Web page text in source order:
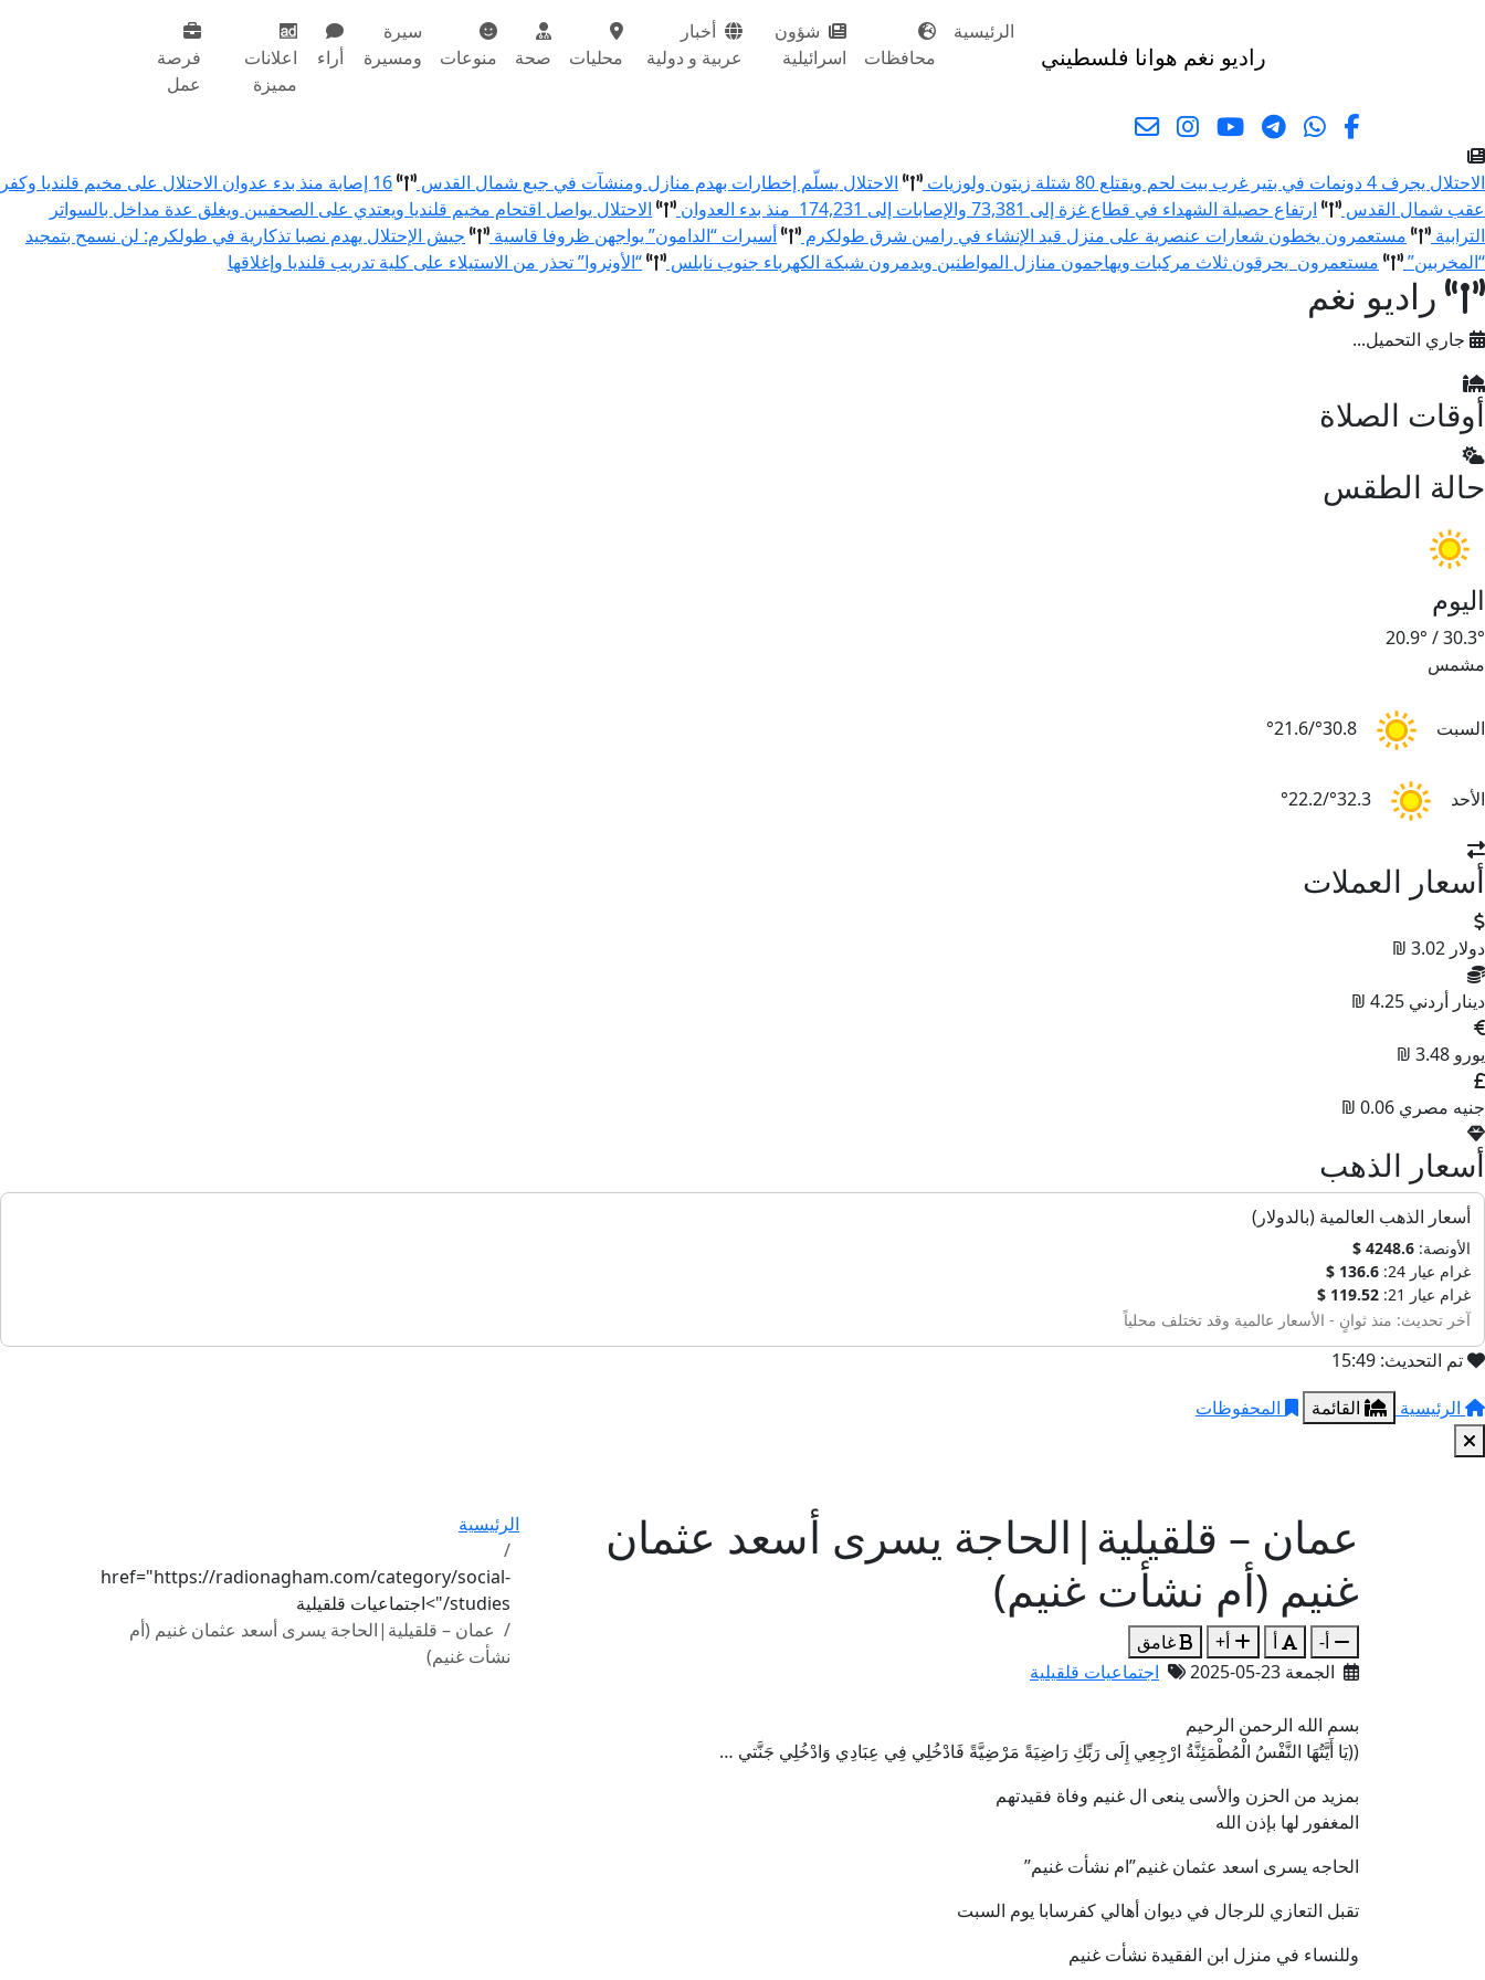
راديو نغم هوانا فلسطيني
الرئيسية
محافظات
شؤون
اسرائيلية
أخبار
عربية و دولية
محليات صحة منوعات
سيرة
ومسيرة
أراء
اعلانات
مميزة
فرصة
عمل
الاحتلال يجرف 4 دونمات في بتير غرب بيت لحم ويقتلع 80 شتلة زيتون ولوزيات الاحتلال يسلّم إخطارات بهدم منازل ومنشآت في جبع شمال القدس
16 إصابة منذ بدء عدوان الاحتلال على مخيم قلنديا وكفر
عقب شمال القدس
ارتفاع حصيلة الشهداء في قطاع غزة إلى 73,381 والإصابات إلى 174,231 منذ بدء العدوان
الاحتلال يواصل اقتحام مخيم قلنديا ويعتدي على الصحفيين ويغلق عدة مداخل بالسواتر
الترابية
مستعمرون يخطون شعارات عنصرية على منزل قيد الإنشاء في رامين شرق طولكرم أسيرات “الدامون” يواجهن ظروفا قاسية
جيش الإحتلال يهدم نصبا تذكارية في طولكرم: لن نسمح بتمجيد
“المخربين”
مستعمرون يحرقون ثلاث مركبات ويهاجمون منازل المواطنين ويدمرون شبكة الكهرباء جنوب نابلس “الأونروا” تحذر من الاستيلاء على كلية تدريب قلنديا وإغلاقها
راديو نغم
جاري التحميل...
أوقات الصلاة
حالة الطقس
اليوم
30.3°
/
20.9°
مشمس
السبت 30.8°/21.6°
الأحد 32.3°/22.2°
أسعار العملات
دولار 3.02 ₪
دينار أردني 4.25 ₪
يورو 3.48 ₪
جنيه مصري 0.06 ₪
أسعار الذهب
أسعار الذهب العالمية (بالدولار)
الأونصة: 4248.6 $
غرام عيار 24:
136.6 $
غرام عيار 21:
119.52 $
آخر تحديث: منذ ثوانٍ - الأسعار عالمية وقد تختلف محلياً
تم التحديث: 15:49
الرئيسية
القائمة المحفوظات
عمان – قلقيلية|الحاجة يسرى أسعد عثمان
غنيم (أم نشأت غنيم)
أ- أ أ+
غامق
الجمعة 23-05-2025
اجتماعيات قلقيلية
بسم الله الرحمن الرحيم
((يَا أَيَّتُهَا النَّفْسُ الْمُطْمَئِنَّةُ ارْجِعِي إِلَى رَبِّكِ رَاضِيَةً مَرْضِيَّةً فَادْخُلِي فِي عِبَادِي وَادْخُلِي جَنَّتي …
بمزيد من الحزن والأسى ينعى ال غنيم وفاة فقيدتهم
المغفور لها بإذن الله
الحاجه يسرى اسعد عثمان غنيم”ام نشأت غنيم”
تقبل التعازي للرجال في ديوان أهالي كفرسابا يوم السبت
وللنساء في منزل ابن الفقيدة نشأت غنيم
الرئيسية
href="https://radionagham.com/category/social-
studies/">اجتماعيات قلقيلية
عمان – قلقيلية|الحاجة يسرى أسعد عثمان غنيم (أم
نشأت غنيم)